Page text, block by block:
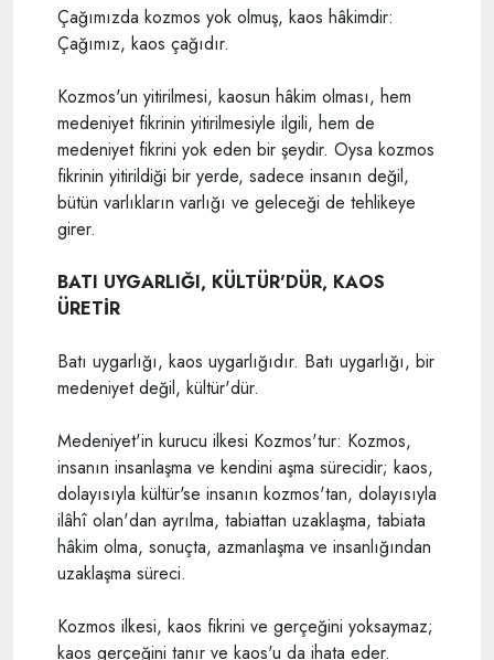
Çağımızda kozmos yok olmuş, kaos hâkimdir:
Çağımız, kaos çağıdır.
Kozmos'un yitirilmesi, kaosun hâkim olması, hem
medeniyet fikrinin yitirilmesiyle ilgili, hem de
medeniyet fikrini yok eden bir şeydir. Oysa kozmos
fikrinin yitirildiği bir yerde, sadece insanın değil,
bütün varlıkların varlığı ve geleceği de tehlikeye
girer.
BATI UYGARLIĞI, KÜLTÜR'DÜR, KAOS
ÜRETİR
Batı uygarlığı, kaos uygarlığıdır. Batı uygarlığı, bir
medeniyet değil, kültür'dür.
Medeniyet'in kurucu ilkesi Kozmos'tur: Kozmos,
insanın insanlaşma ve kendini aşma sürecidir; kaos,
dolayısıyla kültür'se insanın kozmos'tan, dolayısıyla
ilâhî olan'dan ayrılma, tabiattan uzaklaşma, tabiata
hâkim olma, sonuçta, azmanlaşma ve insanlığından
uzaklaşma süreci.
Kozmos ilkesi, kaos fikrini ve gerçeğini yoksaymaz;
kaos gerçeğini tanır ve kaos'u da ihata eder.